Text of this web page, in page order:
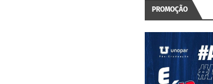
PROMOÇÃO